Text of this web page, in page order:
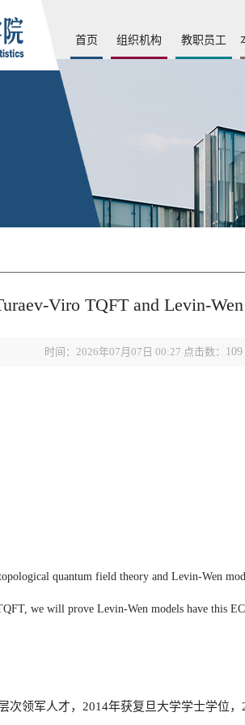
首页 组织机构 教职员工
Viro TQFT and Levin-
时间：2026年07月07日 00:27 点击数： 109
quantum field theory and Levin-Wen
we will prove Levin-Wen models have this
次领军人才，2014年获复旦大学学士学位